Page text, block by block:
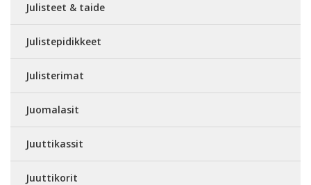
Julisteet & taide
Julistepidikkeet
Julisterimat
Juomalasit
Juuttikassit
Juuttikorit